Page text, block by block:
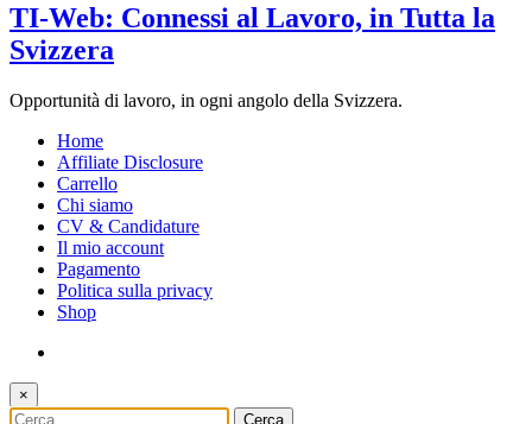
TI-Web: Connessi al Lavoro, in Tutta la
Svizzera
Opportunità di lavoro, in ogni angolo della Svizzera.
Home
Affiliate Disclosure
Carrello
Chi siamo
CV & Candidature
Il mio account
Pagamento
Politica sulla privacy
Shop
×